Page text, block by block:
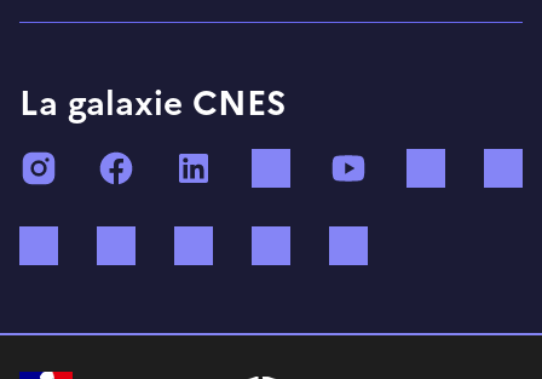
La galaxie CNES
InstagramFacebook TikTok